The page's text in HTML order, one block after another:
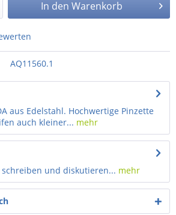
In den Warenkorb
AQ11560.1
aus Edelstahl. Hochwertige Pinzette
auch kleiner... mehr
und diskutieren... mehr